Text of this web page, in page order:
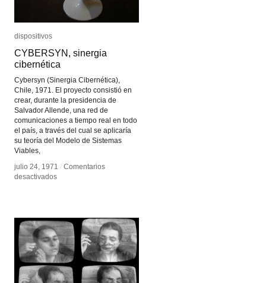
dispositivos
CYBERSYN, sinergia
cibernética
Cybersyn (Sinergia Cibernética),
Chile, 1971. El proyecto consistió en
crear, durante la presidencia de
Salvador Allende, una red de
comunicaciones a tiempo real en todo
el país, a través del cual se aplicaría
su teoría del Modelo de Sistemas
Viables,
julio 24, 1971 / Comentarios
desactivadosen
dispositivos
CYBERSYN, sinergia
cibernética
julio 24, 1971 / Comentarios
desactivadosen